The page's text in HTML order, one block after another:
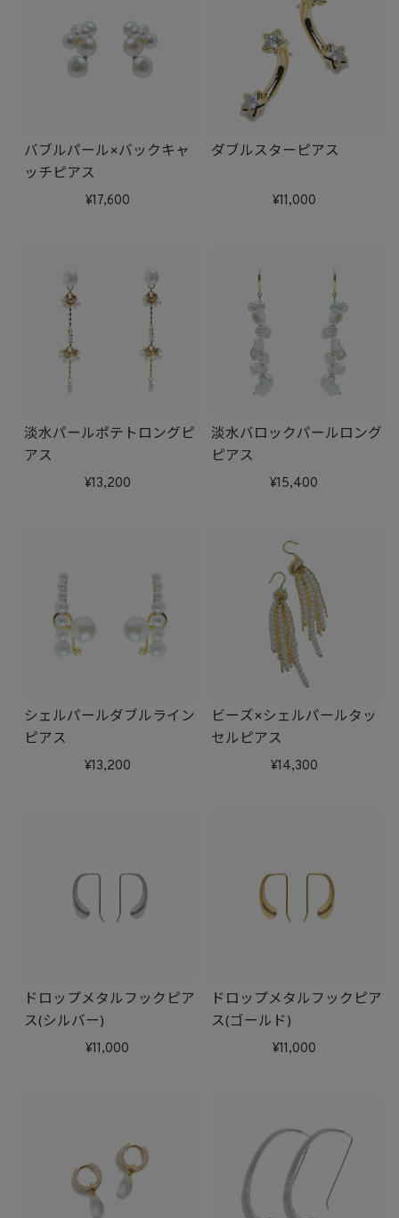
バブルパール×バックキャ
ッチピアス
17,600
ダブルスターピアス
11,000
淡水パールポテトロングピ
アス
13,200
淡水バロックパールロング
ピアス
15,400
シェルパールダブルライン
ピアス
13,200
ビーズ×シェルパールタッ
セルピアス
14,300
ドロップメタルフックピア
ス(シルバー)
11,000
ドロップメタルフックピア
ス(ゴールド)
11,000